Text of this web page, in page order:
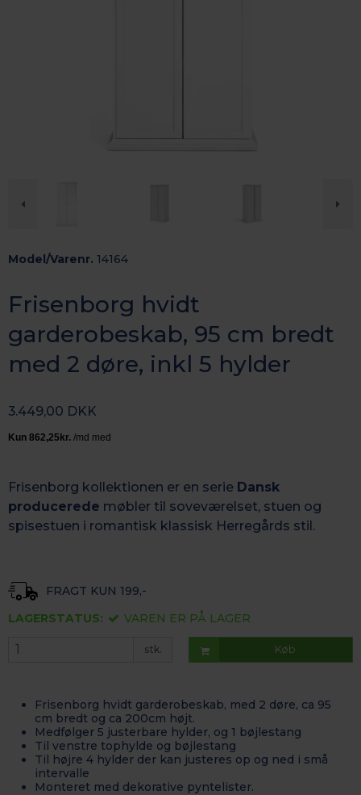
Model/Varenr. 14164
Frisenborg hvidt
garderobeskab, 95 cm bredt
med 2 døre, inkl 5 hylder
3.449,00 DKK
Frisenborg kollektionen er en serie Dansk
producerede møbler til soveværelset, stuen og
spisestuen i romantisk klassisk Herregårds stil.
FRAGT KUN 199,-
LAGERSTATUS:
VAREN ER PÅ LAGER
stk. Køb
Frisenborg hvidt garderobeskab, med 2 døre, ca 95
cm bredt og ca 200cm højt.
Medfølger 5 justerbare hylder, og 1 bøjlestang
Til venstre tophylde og bøjlestang
Til højre 4 hylder der kan justeres op og ned i små
intervalle
Monteret med dekorative pyntelister.